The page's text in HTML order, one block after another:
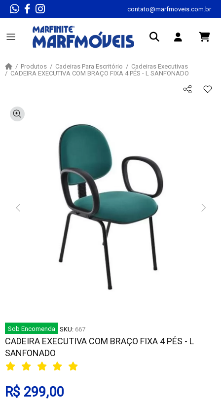
contato@marfmoveis.com.br
Produtos Cadeiras Para Escritório
Cadeiras Executivas
CADEIRA EXECUTIVA COM BRAÇO FIXA 4 PÉS - L SANFONADO
Sob Encomenda SKU: 667
CADEIRA EXECUTIVA COM BRAÇO FIXA 4 PÉS - L
SANFONADO
R$ 299,00